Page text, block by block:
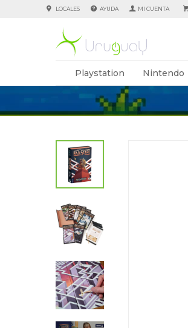
Playstation Nintendo
LOCALES AYUDA